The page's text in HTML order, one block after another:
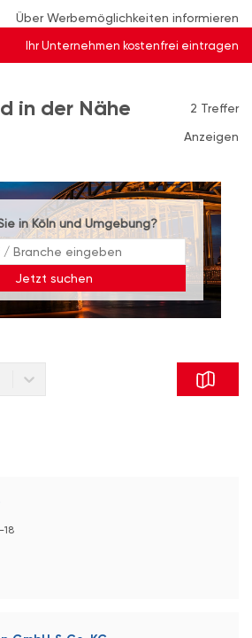
Über Werbemöglichkeiten informieren
Ihr Unternehmen kostenfrei eintragen
in der Nähe
2 Treffer
Anzeigen
in Köln und Umgebung?
Jetzt suchen